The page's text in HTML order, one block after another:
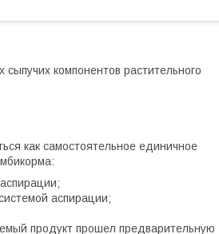
компонентов растительного
как самостоятельное единичное
аспирации;
продукт прошел предварительную